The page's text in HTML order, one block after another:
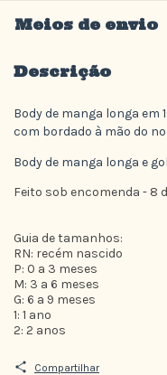
Meios de envio
Descrição
Body de manga longa em
com bordado à mão do
Body de manga longa e
Feito sob encomenda - 8
Guia de tamanhos:
RN: recém nascido
P: 0 a 3 meses
M: 3 a 6 meses
G: 6 a 9 meses
1: 1 ano
2: 2 anos
Compartilhar